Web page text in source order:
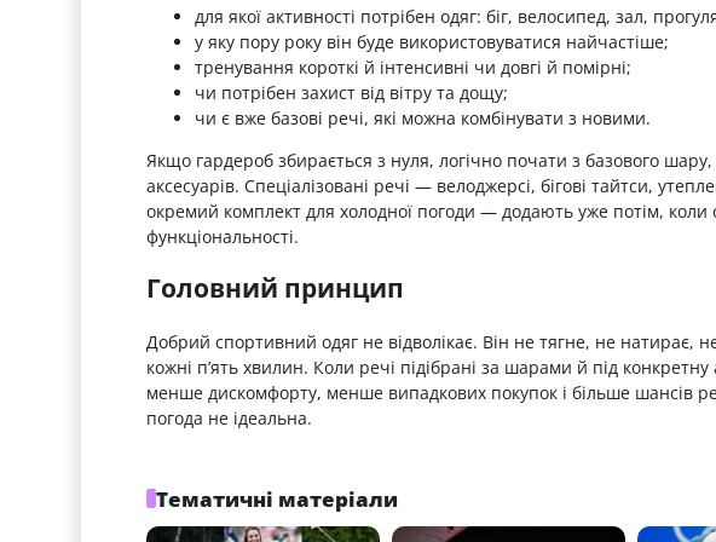
для якої активності потрібен одяг: біг, велосипед, зал,
у яку пору року він буде використовуватися найчастіше;
тренування короткі й інтенсивні чи довгі й помірні;
чи потрібен захист від вітру та дощу;
чи є вже базові речі, які можна комбінувати з новими.
Якщо гардероб збирається з нуля, логічно почати з базового шару,
аксесуарів. Спеціалізовані речі — велоджерсі, бігові тайтси,
окремий комплект для холодної погоди — додають уже потім, коли
функціональності.
Головний принцип
Добрий спортивний одяг не відволікає. Він не тягне, не натирає,
кожні п’ять хвилин. Коли речі підібрані за шарами й під
менше дискомфорту, менше випадкових покупок і більше шансів
погода не ідеальна.
Тематичні матеріали